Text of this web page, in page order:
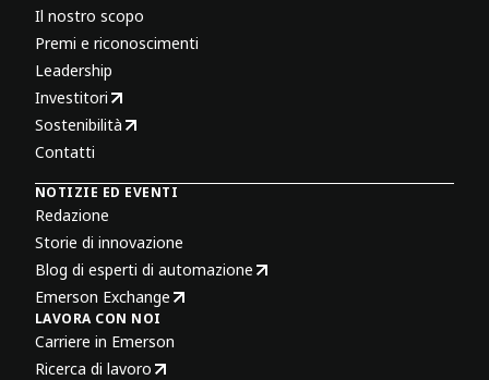
Il nostro scopo
Premi e riconoscimenti
Leadership
Investitori
Sostenibilità
Contatti
NOTIZIE ED EVENTI
Redazione
Storie di innovazione
Blog di esperti di automazione
Emerson Exchange
LAVORA CON NOI
Carriere in Emerson
Ricerca di lavoro